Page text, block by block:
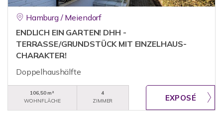
Hamburg / Meiendorf
ENDLICH EIN GARTEN! DHH -
TERRASSE/GRUNDSTÜCK MIT EINZELHAUS-
CHARAKTER!
Doppelhaushälfte
106,50 m²
WOHNFLÄCHE
4
ZIMMER